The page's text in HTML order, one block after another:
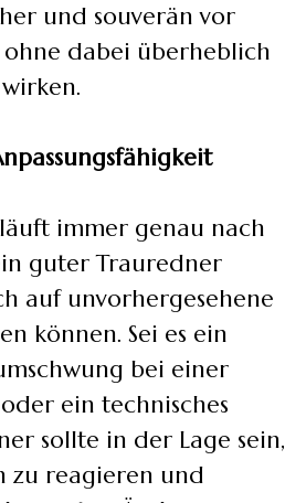
und souverän vor
dabei überheblich
immer genau nach
guter Trauredner
auf unvorhergesehene
können. Sei es ein
bei einer
ein technisches
sollte in der Lage sein,
zu reagieren und